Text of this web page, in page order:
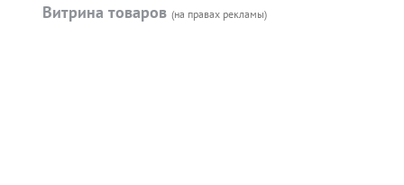
Витрина товаров (на правах рекламы)